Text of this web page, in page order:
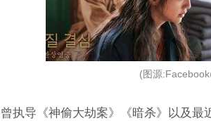
(图源
曾执导《神偷大劫案》《暗杀》以及